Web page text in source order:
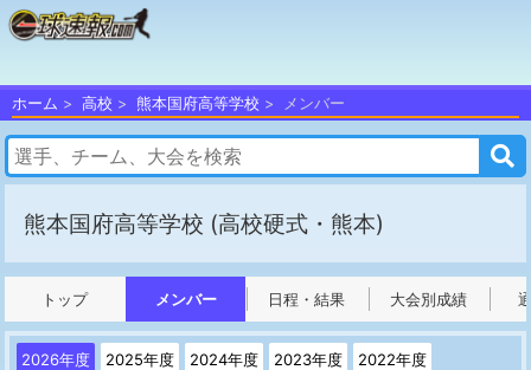
ホーム 高校 熊本国府高等学校 メンバー
熊本国府高等学校 (高校硬式・熊本)
トップ メンバー 日程・結果 大会別成績
2026年度 2025年度 2024年度 2023年度 2022年度